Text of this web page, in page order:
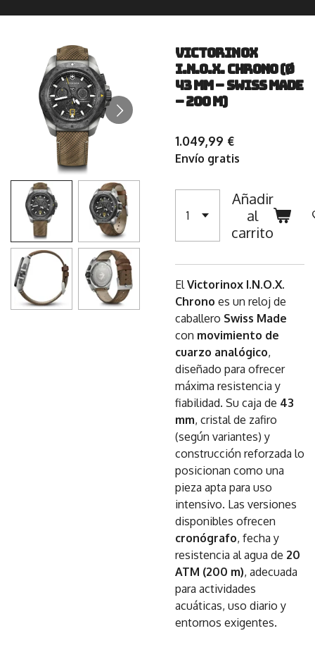
Victorinox
I.N.O.X. Chrono (Ø
43 mm – Swiss Made
– 200 m)
1.049,99 €
Envío gratis
Añadir
al
carrito
ElVictorinox I.N.O.X.
Chrono es un reloj de
caballero Swiss Made
con movimiento de
cuarzo analógico,
diseñado para ofrecer
máxima resistencia y
fiabilidad. Su caja de 43
mm, cristal de zafiro
(según variantes) y
construcción reforzada lo
posicionan como una
pieza apta para uso
intensivo. Las versiones
disponibles ofrecen
cronógrafo, fecha y
resistencia al agua de 20
ATM (200 m), adecuada
para actividades
acuáticas, uso diario y
entornos exigentes.